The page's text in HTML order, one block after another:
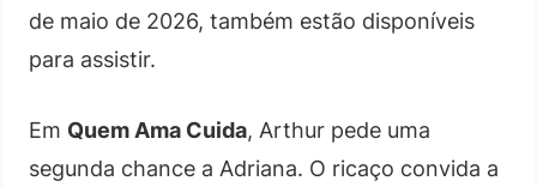
de maio de 2026, também estão disponíveis
para assistir.
Em Quem Ama Cuida, Arthur pede uma
segunda chance a Adriana. O ricaço convida a